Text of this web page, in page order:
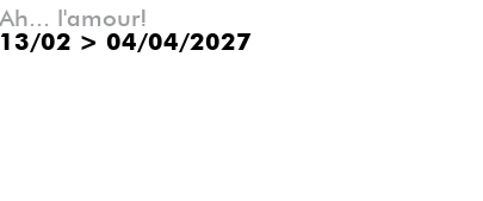
Ah... l'amour!
13/02 > 04/04/2027